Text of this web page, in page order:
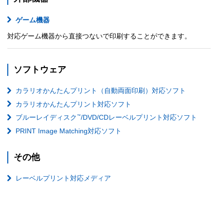
ゲーム機器
対応ゲーム機器から直接つないで印刷することができます。
ソフトウェア
カラリオかんたんプリント（自動両面印刷）対応ソフト
カラリオかんたんプリント対応ソフト
ブルーレイディスク ™/DVD/CDレーベルプリント対応ソフト
PRINT Image Matching対応ソフト
その他
レーベルプリント対応メディア